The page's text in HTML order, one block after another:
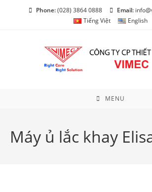
Phone:(028) 3864 0888 Email:
Tiếng Việt
English
MENU
Máy ủ lắc khay